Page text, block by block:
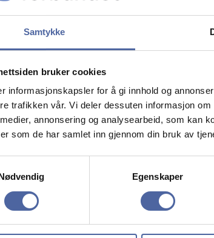
Samtykke
bruker cookies
informasjonskapsler for å gi innhold og
trafikken vår. Vi deler dessuten informasjon
annonsering og analysearbeid, som kan
som de har samlet inn gjennom din bruk av
Egenskaper
med for eksempel
eller til 47 39 17 54.
hver onsdag kl 17:00.